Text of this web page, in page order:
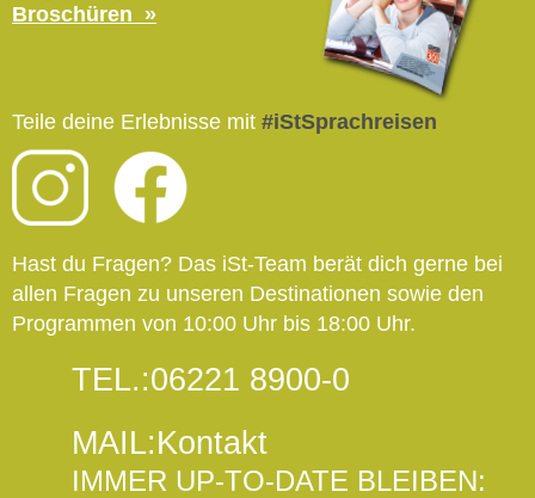
Broschüren
Teile deine Erlebnisse mit #iStSprachreisen
Hast du Fragen? Das iSt-Team berät dich gerne bei
allen Fragen zu unseren Destinationen sowie den
Programmen von 10:00 Uhr bis 18:00 Uhr.
TEL.:06221 8900-0
MAIL:Kontakt
IMMER UP-TO-DATE BLEIBEN: